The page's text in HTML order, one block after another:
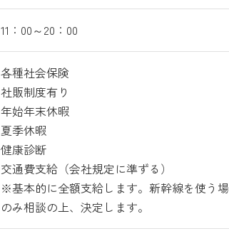
11：00～20：00
各種社会保険
社販制度有り
年始年末休暇
夏季休暇
健康診断
交通費支給（会社規定に準ずる）
※基本的に全額支給します。新幹線を使う
のみ相談の上、決定します。